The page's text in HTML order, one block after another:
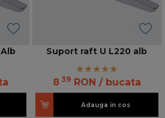
Suport raft U L220 alb
8 39 RON / bucata
Adauga in cos